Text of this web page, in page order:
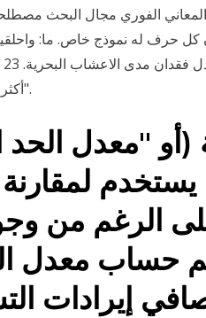
الفوري مجال البحث
كل حرف له نموذج خاص. ما:
أكثر من مجرد أن يصبح "مرتفع".
(أو "معدل
لمقارنة
على الرغم من
يتم حساب معدل
إيرادات